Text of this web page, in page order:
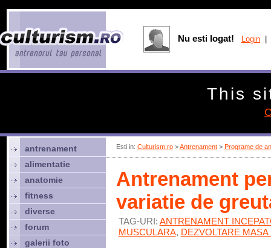
Esti in: Culturism.ro>Antrenament> Programe de
Antrenament
variatie de
TAG-URI: ANTRENAMENT
MUSCULARA, DEZVOLTARE
antrenament
alimentatie
anatomie
fitness
diverse
forum
galerii foto
Nu esti logat! Login
This